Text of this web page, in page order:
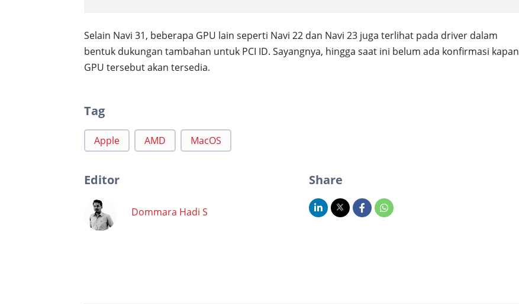
Selain Navi 31, beberapa GPU lain seperti Navi 22 dan Navi 23 juga terlihat pada driver dalam
bentuk dukungan tambahan untuk PCI ID. Sayangnya, hingga saat ini belum ada konfirmasi kapan
GPU tersebut akan tersedia.
Tag
Apple AMD MacOS
Editor
Dommara Hadi S
Share